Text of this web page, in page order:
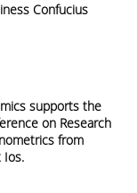
Confucius
supports the
on Research
from
Ios.